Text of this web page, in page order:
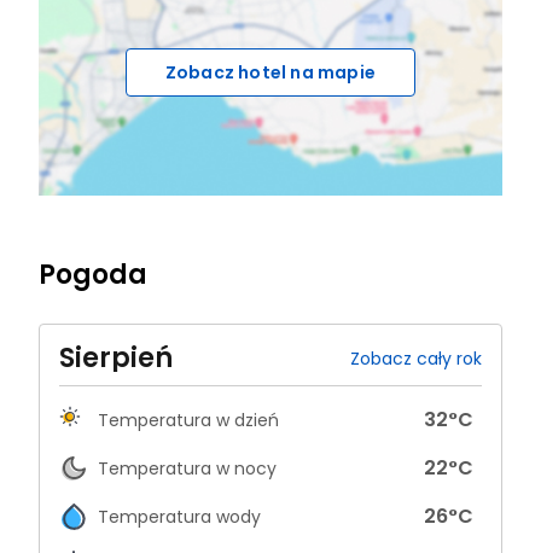
Zobacz hotel na mapie
Pogoda
Sierpień Zobacz cały rok
Temperatura w dzień 32°C
Temperatura w nocy 22°C
Temperatura wody 26°C